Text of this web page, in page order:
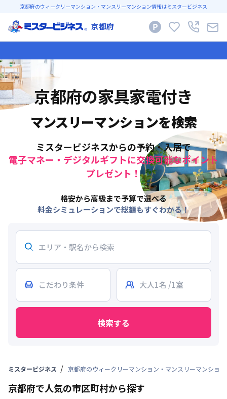
京都府のウィークリーマンション・マンスリーマンション情報はミスタービジネス
京都府
京都府の家具家電付き
マンスリーマンションを検索
ミスタービジネスからの予約・入居で
電子マネー・デジタルギフトに交換可能なポイント
プレゼント！
格安から高級まで予算で選べる
料金シミュレーションで総額もすぐわかる！
検索する
ミスタービジネス 京都府のウィークリーマンション・マンスリーマンショ
京都府で人気の市区町村から探す